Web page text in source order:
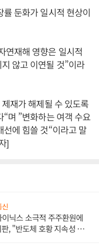
둔화가 일시적 현상이
연재해 영향은 일시적
않고 이연될 것”이라
재가 해제될 수 있도록
며 ”변화하는 여객 수요
에 힘쓸 것“이라고 말
]
신
닉스 소극적 주주환원에
, "반도체 호황 지속성 의